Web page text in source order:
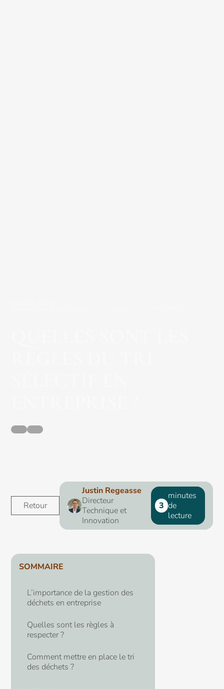
Retour
Justin Regeasse
Directeur
Technique et
Innovation
3
minutes
de
lecture
SOMMAIRE
L’importance de la gestion des
déchets en entreprise
Quelles sont les règles à
respecter ?
Comment mettre en place le tri
des déchets ?